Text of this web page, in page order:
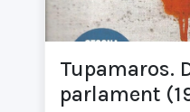
Tupamaros.
parlament